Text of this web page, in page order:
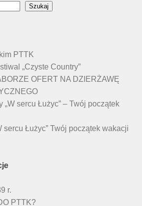
Szukaj
PTTK
„Czyste Country”
OFERT NA DZIERŻAWĘ
sercu Łużyc” – Twój początek
sercu Łużyc” Twój początek wakacji
r.
PTTK?